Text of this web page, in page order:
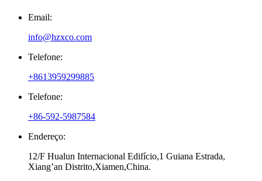
Email:
info@hzxco.com
Telefone:
+8613959299885
Telefone:
+86-592-5987584
Endereço:
12/F Hualun Internacional Edifício,1 Guiana Estrada,
Xiang’an Distrito,Xiamen,China.